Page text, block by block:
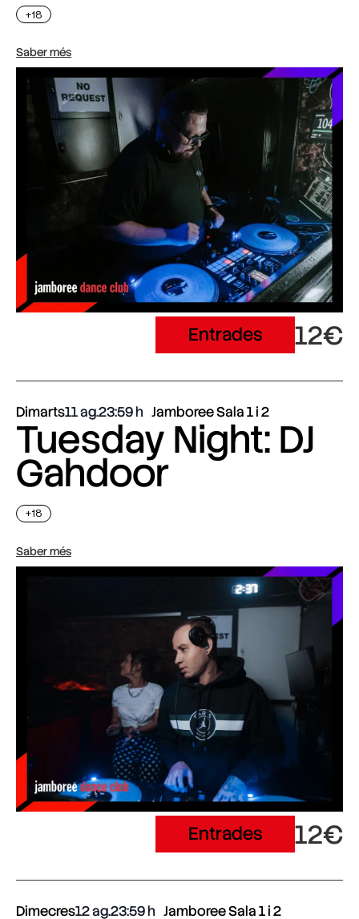
+18
Saber més
Entrades 12€
Dimarts11 ag.23:59 Jamboree Sala 1 i 2
Tuesday Night: DJ
Gahdoor
+18
Saber més
Entrades 12€
Dimecres12 ag.23:59 Jamboree Sala 1 i 2